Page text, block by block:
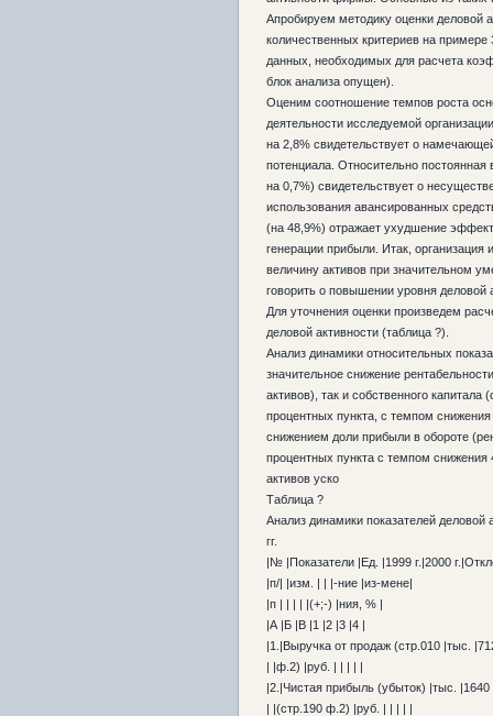
Апробируем методику оценки деловой
количественных критериев на
данных, необходимых для расчета
блок анализа опущен).
Оценим соотношение темпов роста
деятельности исследуемой
на 2,8% свидетельствует о
потенциала. Относительно
на 0,7%) свидетельствует о
использования авансированных
(на 48,9%) отражает ухудшение
генерации прибыли. Итак, организация
величину активов при значительном
говорить о повышении уровня деловой
Для уточнения оценки произведем
деловой активности (таблица ?).
Анализ динамики относительных
значительное снижение
активов), так и собственного капитала
процентных пункта, с темпом
снижением доли прибыли в обороте
процентных пункта с темпом
активов уско
Таблица ?
Анализ динамики показателей
гг.
|№ |Показатели |Ед. |1999 г.|2000
|п/| |изм. | | |-ние |из-мене|
|п | | | | |(+;-) |ния, % |
|А |Б |В |1 |2 |3 |4 |
|1.|Выручка от продаж (стр.010 |тыс.
| |ф.2) |руб. | | | | |
|2.|Чистая прибыль (убыток) |тыс.
| |(стр.190 ф.2) |руб. | | | | |